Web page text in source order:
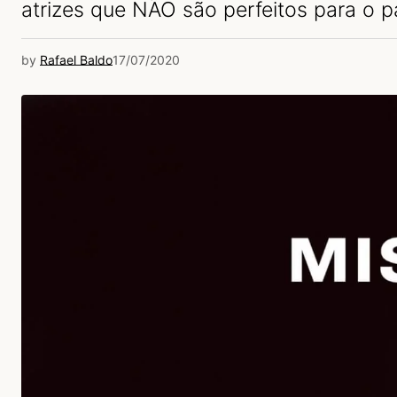
atrizes que NÃO são perfeitos para o
by Rafael Baldo17/07/2020